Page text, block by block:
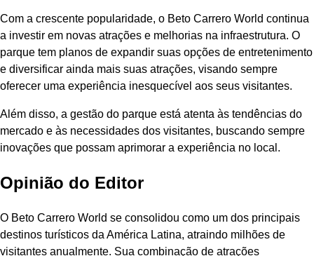
Com a crescente popularidade, o Beto Carrero World continua
a investir em novas atrações e melhorias na infraestrutura. O
parque tem planos de expandir suas opções de entretenimento
e diversificar ainda mais suas atrações, visando sempre
oferecer uma experiência inesquecível aos seus visitantes.
Além disso, a gestão do parque está atenta às tendências do
mercado e às necessidades dos visitantes, buscando sempre
inovações que possam aprimorar a experiência no local.
Opinião do Editor
O Beto Carrero World se consolidou como um dos principais
destinos turísticos da América Latina, atraindo milhões de
visitantes anualmente. Sua combinação de atrações